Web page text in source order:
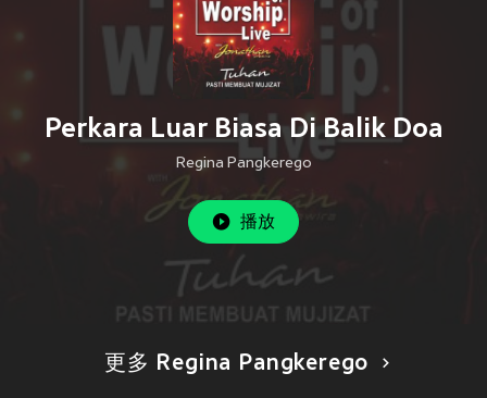
Perkara Luar Biasa Di Balik Doa
Regina Pangkerego
播放
更多 Regina Pangkerego